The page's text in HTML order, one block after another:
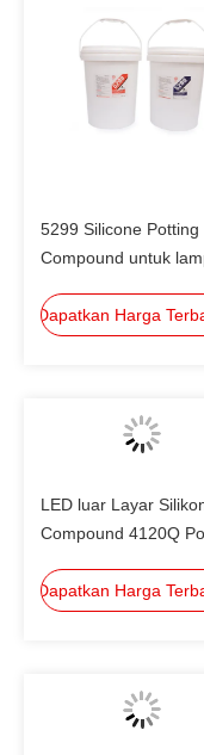
5299 Silicone Potting
Compound untuk
senyawa pot
Dapatkan Harga
LED luar Layar
Compound 4120Q
Dapatkan Harga